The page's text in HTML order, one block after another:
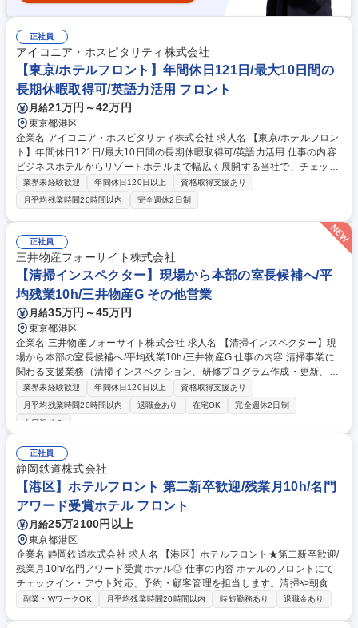
正社員
アイコニア・ホスピタリティ株式会社
【東京/ホテルフロント】年間休日121日/最大10日間の
長期休暇取得可/英語力活用 フロント
月給21万円～42万円
東京都港区
企業名 アイコニア・ホスピタリティ株式会社 求人名 【東京/ホテルフロン
ト】年間休日121日/最大10日間の長期休暇取得可/英語力活用 仕事の内容
ビジネスホテルからリゾートホテルまで幅広く展開する当社で、チェック
インやチェックアウトをはじめとするフロント業務をお任せします。将来
のキャリアパス有り。 【詳細】・接客業務、及び予約受付（電話、インタ
ーネット）、館内や周辺施設のご案内、コンシェルジュ業務に加え、経
理、発注など付帯事務をお任せします 【入社後キャリア】・フロント業務
をご経験した後、リーダーやマネージャーへのキャリアパス有り。志向性
とご希望を勘案し、現場だけでは無く本社人事などへのキャリア可能性も
ございます。 募集職種 【東京/ホテルフロント】年間休日121日/最大10日
間の長期休暇取得可/英語力活用
業界未経験歓迎 年間休日120日以上
資格取得支援あり
月平均残業時間20時間以内
完全週休2日制
正社員
三井物産フォーサイト株式会社
【清掃インスペクター】現場から本部の室長候補へ/平
均残業10h/三井物産G その他営業
月給35万円～45万円
東京都港区
企業名 三井物産フォーサイト株式会社 求人名 【清掃インスペクター】現
場から本部の室長候補へ/平均残業10h/三井物産G 仕事の内容 清掃事業に
関わる支援業務（清掃インスペクション、研修プログラム作成・更新、新
規事業所立ち上げ支援、報告書作成等）をお任せします。将来的には室長
としてご活躍いただくことを期待しています。 ■清掃インスペクション
（品質点検・評価）関連業務 ■清掃業務の研修プログラム作成・更新およ
ペクション報告書および各種評価レポートの作成（専用フォーマットあ
り） 【キャリアステップ】入社後はクリーンサポート室に配属となり、業
務全般に携わりながら知識を深めていただきます。3～6ヶ月後には室長と
して組織を牽引いただく予定です。 募集職種 【清掃インスペクター】現
場から本部の室長候補へ/平均残業10h/三井物産G
業界未経験歓迎 年間休日120日以上
資格取得支援あり
月平均残業時間20時間以内
退職金あり 在宅OK
完全週休2日制
土日祝休み
正社員
静岡鉄道株式会社
【港区】ホテルフロント 第二新卒歓迎/残業月10h/名門
アワード受賞ホテル フロント
月給25万2100円以上
東京都港区
企業名 静岡鉄道株式会社 求人名 【港区】ホテルフロント★第二新卒歓迎/
残業月10h/名門アワード受賞ホテル◎ 仕事の内容 ホテルのフロントにて
チェックイン・アウト対応、予約・顧客管理を担当します。清掃や朝食対
応は専門スタッフが担うため、接客業務に集中可能。残業は月平均10時間
副業・WワークOK 月平均残業時間20時間以内 時短勤務あり 退職金あり